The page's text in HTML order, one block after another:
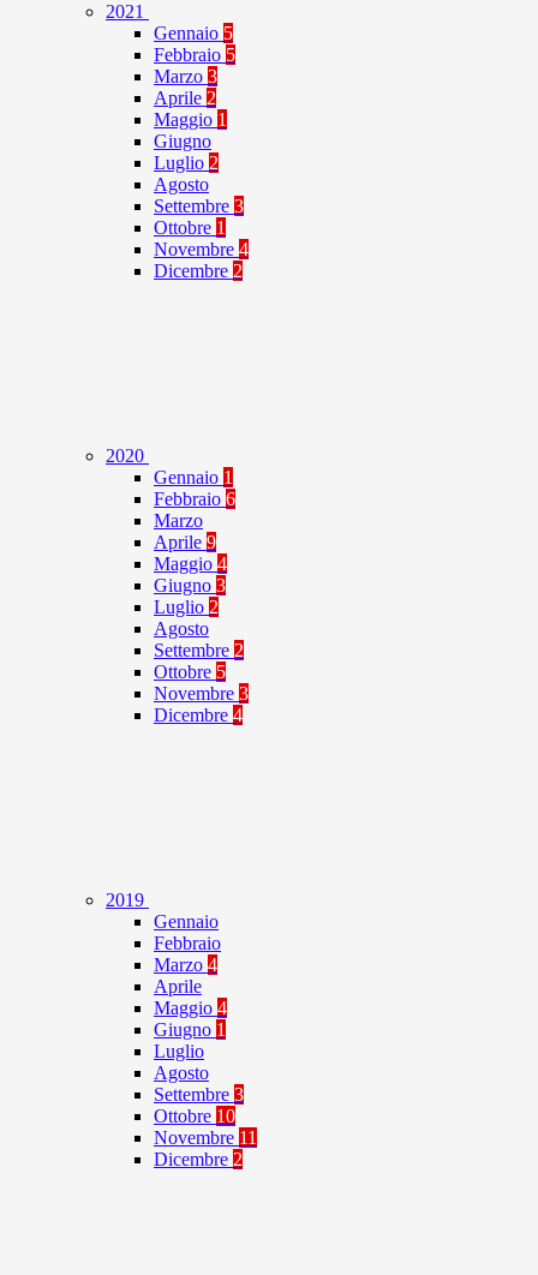
2021
Gennaio 5
Febbraio 5
Marzo 3
Aprile 2
Maggio 1
Giugno
Luglio 2
Agosto
Settembre 3
Ottobre 1
Novembre 4
Dicembre 2
2020
Gennaio 1
Febbraio 6
Marzo
Aprile 9
Maggio 4
Giugno 3
Luglio 2
Agosto
Settembre 2
Ottobre 5
Novembre 3
Dicembre 4
2019
Gennaio
Febbraio
Marzo 4
Aprile
Maggio 4
Giugno 1
Luglio
Agosto
Settembre 3
Ottobre 10
Novembre 11
Dicembre 2